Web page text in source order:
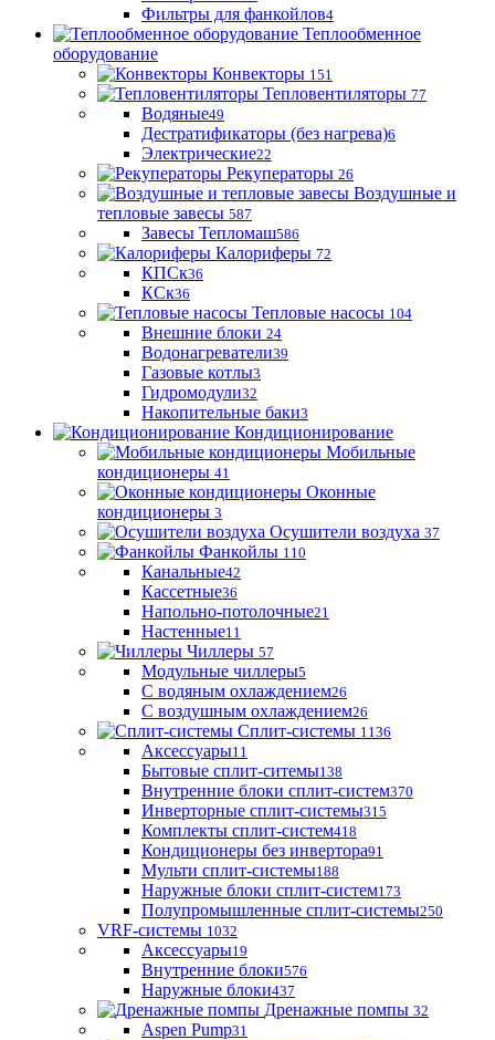
Фильтры для фанкойлов4
Теплообменное
оборудование
Конвекторы 151
Тепловентиляторы 77
Водяные49
Дестратификаторы (без нагрева)6
Электрические22
Рекуператоры 26
Воздушные и
тепловые завесы 587
Завесы Тепломаш586
Калориферы 72
КПСк36
КСк36
Тепловые насосы 104
Внешние блоки 24
Водонагреватели39
Газовые котлы3
Гидромодули32
Накопительные баки3
Кондиционирование
Мобильные
кондиционеры 41
Оконные
кондиционеры 3
Осушители воздуха 37
Фанкойлы 110
Канальные42
Кассетные36
Напольно-потолочные21
Настенные11
Чиллеры 57
Модульные чиллеры5
С водяным охлаждением26
С воздушным охлаждением26
Сплит-системы 1136
Аксессуары11
Бытовые сплит-ситемы138
Внутренние блоки сплит-систем370
Инверторные сплит-системы315
Комплекты сплит-систем418
Кондиционеры без инвертора91
Мульти сплит-системы188
Наружные блоки сплит-систем173
Полупромышленные сплит-системы250
VRF-системы 1032
Аксессуары19
Внутренние блоки576
Наружные блоки437
Дренажные помпы 32
Aspen Pump31